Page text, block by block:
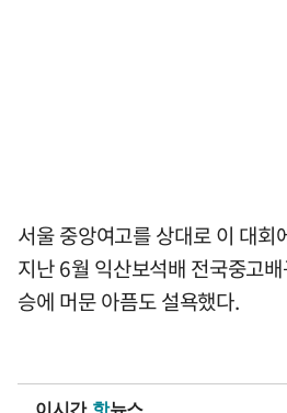
서울 중앙여고를 상대로 이 대회
지난 6월 익산보석배 전국중고
승에 머문 아픔도 설욕했다.